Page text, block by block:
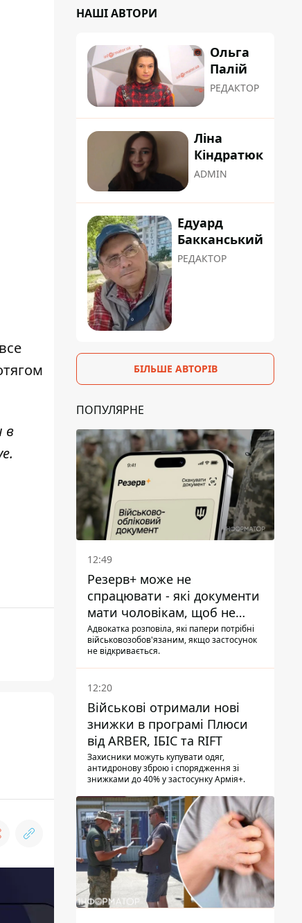
в
.
НАШІ АВТОРИ
Ольга
Палій
РЕДАКТОР
Ліна
Кіндратюк
ADMIN
Едуард
Бакканський
РЕДАКТОР
БІЛЬШЕ АВТОРІВ
ПОПУЛЯРНЕ
12:49
Резерв+ може не
спрацювати - які документи
мати чоловікам, щоб не
потрапити до ТЦК
Адвокатка розповіла, які папери потрібні
військовозобов'язаним, якщо застосунок
не відкривається.
12:20
Військові отримали нові
знижки в програмі Плюси
від ARBER, ІБІС та RIFT
Захисники можуть купувати одяг,
антидронову зброю і спорядження зі
знижками до 40% у застосунку Армія+.